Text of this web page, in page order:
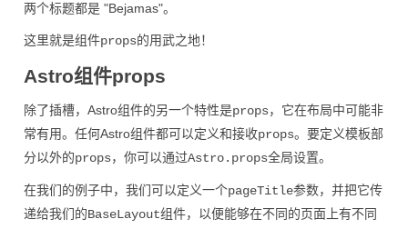
两个标题都是 "Bejamas"。
这里就是组件props的用武之地！
Astro组件props
除了插槽，Astro组件的另一个特性是props，它在布局中可能非
常有用。任何Astro组件都可以定义和接收props。要定义模板部
分以外的props，你可以通过Astro.props全局设置。
在我们的例子中，我们可以定义一个pageTitle参数，并把它传
递给我们的BaseLayout组件，以便能够在不同的页面上有不同